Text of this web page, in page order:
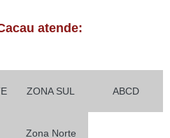
atende:
ZONA SUL ABCD
Zona Norte